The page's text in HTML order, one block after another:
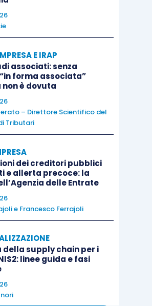
E IRAP
associati: senza
forma associata”
non è dovuta
– Direttore Scientifico del
Tributari
dei creditori pubblici
e allerta precoce: la
delle Entrate
e Francesco Ferrajoli
della supply chain per i
linee guida e fasi